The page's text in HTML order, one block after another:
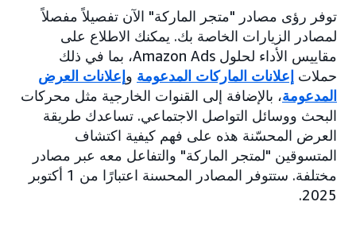
توفر رؤى مصادر "متجر الماركة" الآن تفصيلاً مفصلاً
لمصادر الزيارات الخاصة بك. يمكنك الاطلاع على
مقاييس الأداء لحلول Amazon Ads، بما في ذلك
حملات إعلانات الماركات المدعومة وإعلانات العرض
المدعومة، بالإضافة إلى القنوات الخارجية مثل محركات
البحث ووسائل التواصل الاجتماعي. تساعدك طريقة
العرض المحسّنة هذه على فهم كيفية اكتشاف
المتسوقين "لمتجر الماركة" والتفاعل معه عبر مصادر
مختلفة. ستتوفر المصادر المحسنة اعتبارًا من 1 أكتوبر
2025.